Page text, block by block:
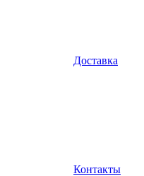
Доставка
Контакты